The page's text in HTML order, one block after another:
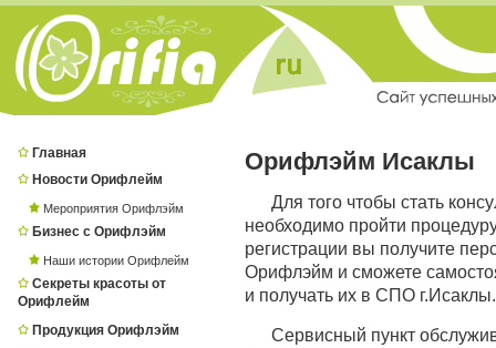
Главная
Новости Орифлейм
Мероприятия Орифлэйм
Бизнес с Орифлэйм
Наши истории Орифлейм
Секреты красоты от
Орифлейм
Продукция Орифлэйм
Орифлэйм Исаклы
Для того чтобы стать
необходимо пройти
регистрации вы получите
Орифлэйм и сможете
и получать их в СПО г.Исаклы.
Сервисный пункт